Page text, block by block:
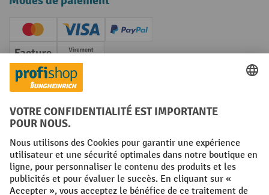
Creditcard (Master)Creditcard (Visa)
PayPal
Réseaux sociaux
Facebook
YouTube
LinkedInInstagram
Conditions générales Mentions légales